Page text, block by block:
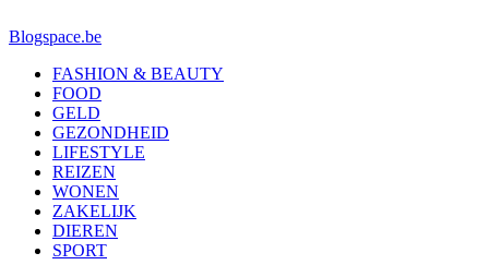
Blogspace.be
FASHION & BEAUTY
FOOD
GELD
GEZONDHEID
LIFESTYLE
REIZEN
WONEN
ZAKELIJK
DIEREN
SPORT